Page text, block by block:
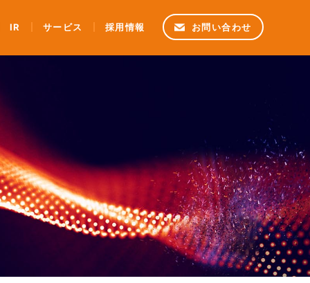
IR サービス 採用情報 お問い合わせ